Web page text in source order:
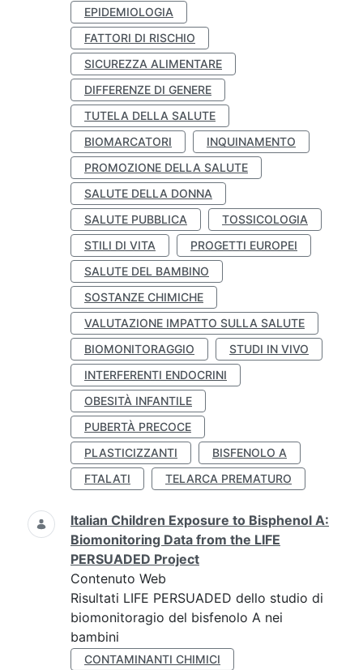
EPIDEMIOLOGIA
FATTORI DI RISCHIO
SICUREZZA ALIMENTARE
DIFFERENZE DI GENERE
TUTELA DELLA SALUTE
BIOMARCATORI
INQUINAMENTO
PROMOZIONE DELLA SALUTE
SALUTE DELLA DONNA
SALUTE PUBBLICA
TOSSICOLOGIA
STILI DI VITA
PROGETTI EUROPEI
SALUTE DEL BAMBINO
SOSTANZE CHIMICHE
VALUTAZIONE IMPATTO SULLA SALUTE
BIOMONITORAGGIO
STUDI IN VIVO
INTERFERENTI ENDOCRINI
OBESITÀ INFANTILE
PUBERTÀ PRECOCE
PLASTICIZZANTI
BISFENOLO A
FTALATI
TELARCA PREMATURO
Italian Children Exposure to Bisphenol A:
Biomonitoring Data from the LIFE
PERSUADED Project
Contenuto Web
Risultati LIFE PERSUADED dello studio di
biomonitoragio del bisfenolo A nei
bambini
CONTAMINANTI CHIMICI